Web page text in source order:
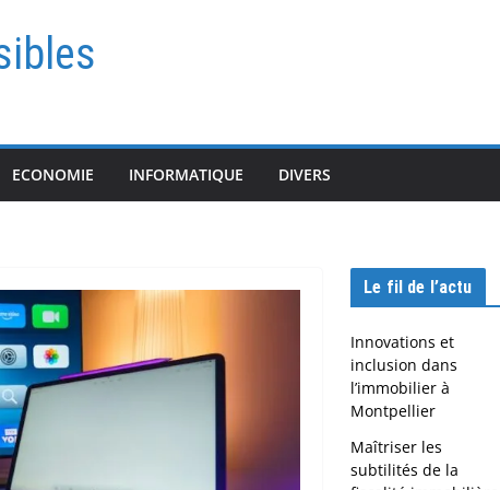
ECONOMIE INFORMATIQUE DIVERS
Le fil de l’actu
Innovations et
inclusion dans
l’immobilier à
Montpellier
Maîtriser les
subtilités de la